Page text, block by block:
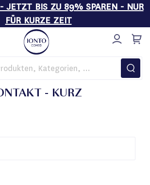
- JETZT BIS ZU 89% SPAREN - NUR
FÜR KURZE ZEIT
Direkt
zum
Inhalt
- Kurz
- KURZ